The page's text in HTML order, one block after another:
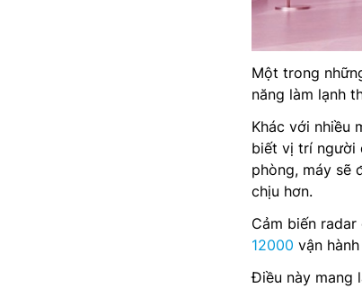
Một trong
năng làm lạnh
Khác với nhiều
biết vị trí người
phòng, máy sẽ
chịu hơn.
Cảm biến
12000 vận
Điều này mang